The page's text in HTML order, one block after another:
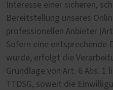
Interesse einer sicheren,
Bereitstellung unseres
professionellen Anbieter
Sofern eine entsprechende
wurde, erfolgt die
Grundlage von Art. 6 Abs. 1
TTDSG, soweit die